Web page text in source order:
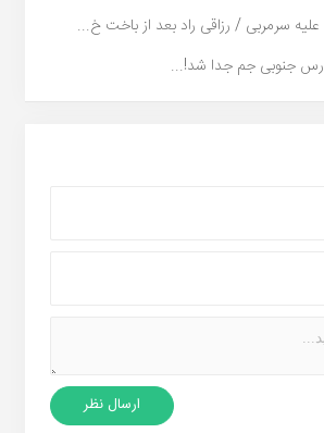
سرمربی / رزاقی راد بعد از باخت خ...
جنوبی جم جدا شد!...